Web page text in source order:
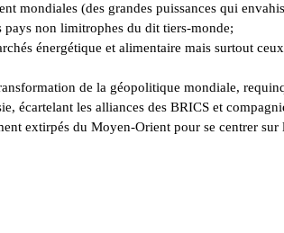
mondiales (des grandes puissances qui
non limitrophes du dit tiers-monde;
énergétique et alimentaire mais surtout
de la géopolitique mondiale,
écartelant les alliances des BRICS et
extirpés du Moyen-Orient pour se centrer sur